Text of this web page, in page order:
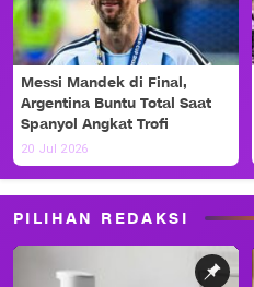
Messi Mandek di Final,
Argentina Buntu Total Saat
Spanyol Angkat Trofi
20 Jul 2026
PILIHAN REDAKSI